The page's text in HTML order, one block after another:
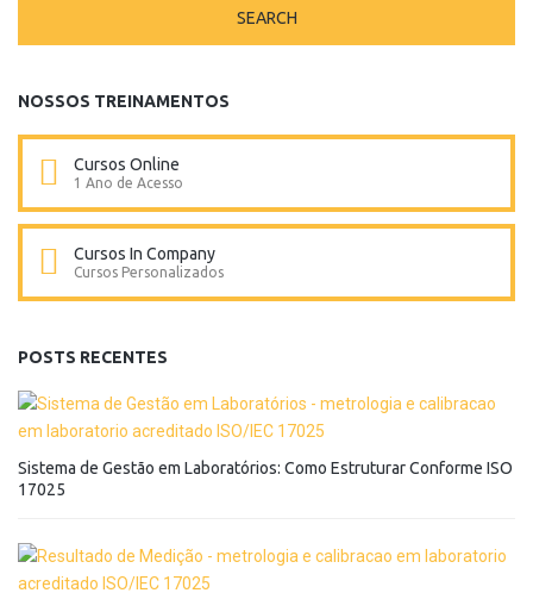
NOSSOS TREINAMENTOS
Cursos Online
1 Ano de Acesso
Cursos In Company
Cursos Personalizados
POSTS RECENTES
Sistema de Gestão em Laboratórios: Como Estruturar Conforme ISO
17025